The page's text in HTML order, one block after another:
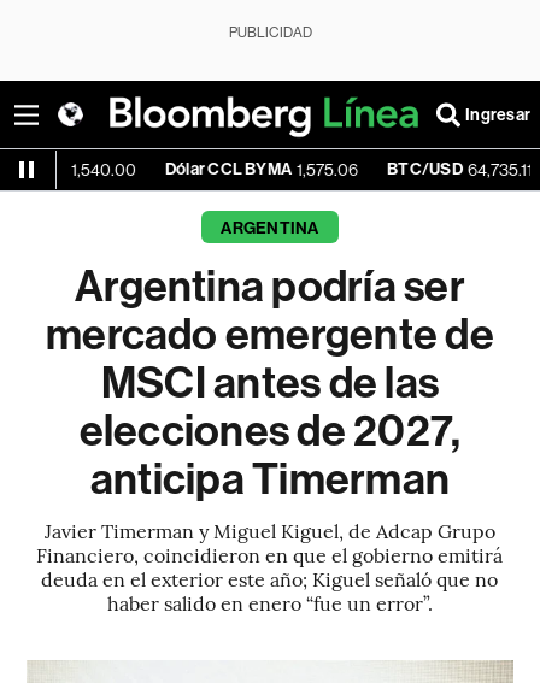
PUBLICIDAD
Ingresar
Dólar CCL BYMA 1,575.06 BTC/USD 64,735.11 -0.08%
ARGENTINA
Argentina podría ser
mercado emergente de
MSCI antes de las
elecciones de 2027,
anticipa Timerman
Javier Timerman y Miguel Kiguel, de Adcap Grupo
Financiero, coincidieron en que el gobierno emitirá
deuda en el exterior este año; Kiguel señaló que no
haber salido en enero “fue un error”.